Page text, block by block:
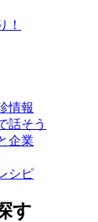
！
情報
話そう
企業
シピ
す